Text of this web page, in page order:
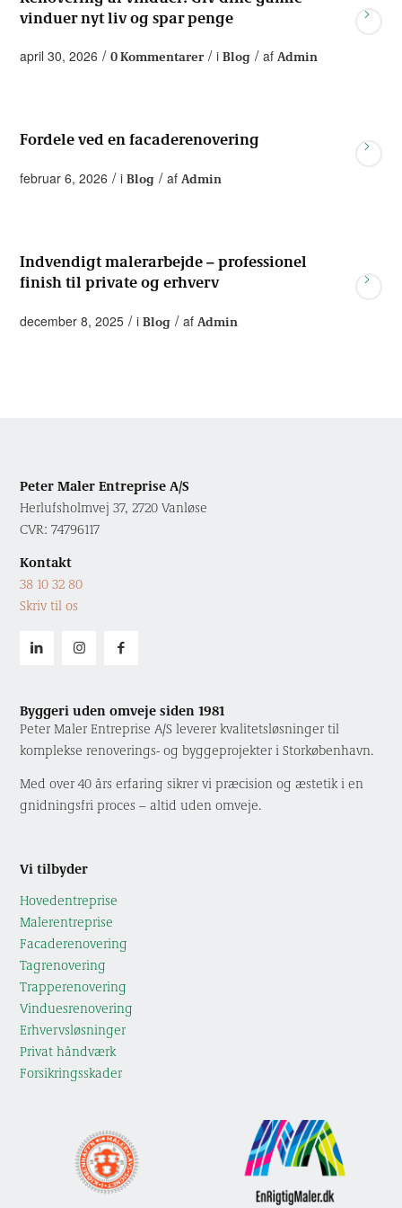
vinduer nyt liv og spar penge
april 30, 2026 / 0 Kommentarer / iBlog / afAdmin
Fordele ved en facaderenovering
februar 6, 2026 / iBlog / afAdmin
Indvendigt malerarbejde – professionel
finish til private og erhverv
december 8, 2025 / iBlog / af Admin
Peter Maler Entreprise A/S
Herlufsholmvej 37, 2720 Vanløse
CVR: 74796117
Kontakt
38 10 32 80
Skriv til os
Byggeri uden omveje siden 1981
Peter Maler Entreprise A/S leverer kvalitetsløsninger til
komplekse renoverings- og byggeprojekter i Storkøbenhavn.
Med over 40 års erfaring sikrer vi præcision og æstetik i en
gnidningsfri proces – altid uden omveje.
Vi tilbyder
Hoved­entreprise
Maler­entreprise
Facade­renovering
Tag­­renovering
Trappe­­renovering
Vindues­renovering
Erhvervs­løsninger
Privat håndværk
Forsikrings­skader